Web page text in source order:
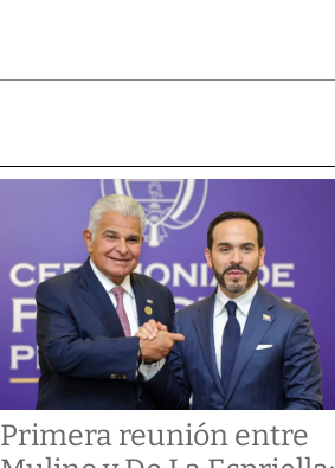
Primera reunión entre